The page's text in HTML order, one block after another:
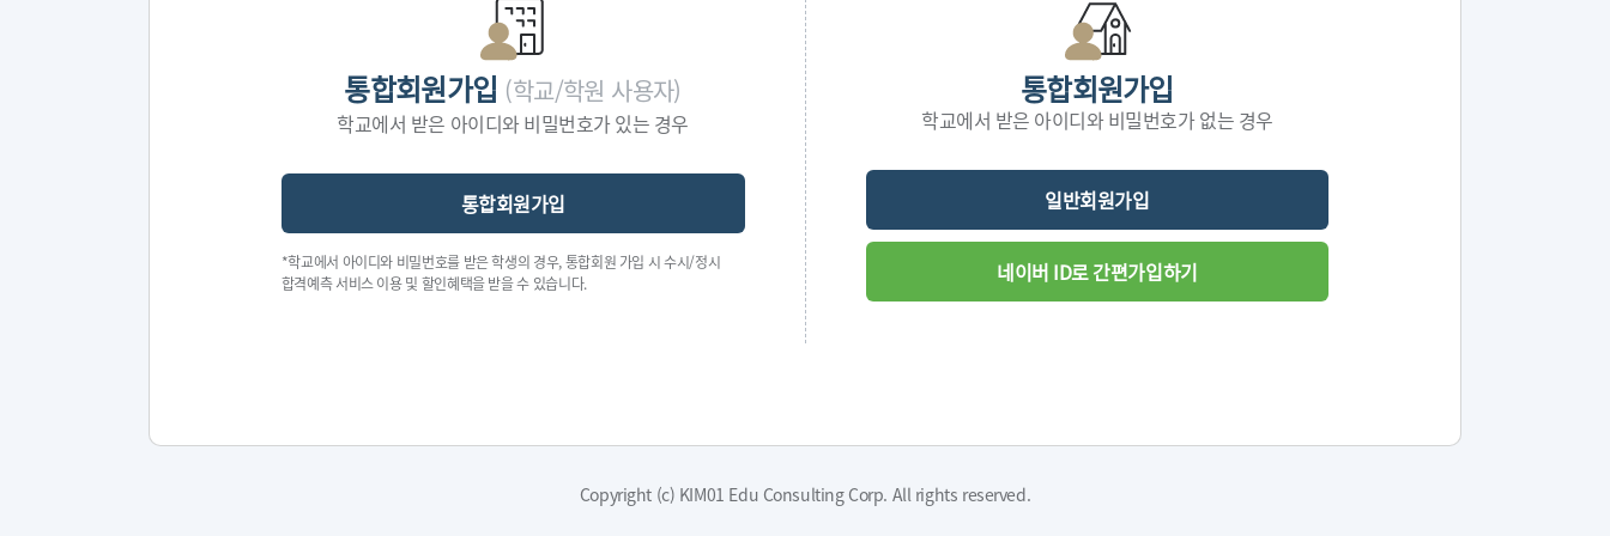
통합회원가입 (학교/학원 사용자)
학교에서 받은 아이디와 비밀번호가 있는 경우
통합회원가입
*학교에서 아이디와 비밀번호를 받은 학생의 경우, 통합회원 가입 시 수시/정시
합격예측 서비스 이용 및 할인혜택을 받을 수 있습니다.
통합회원가입
학교에서 받은 아이디와 비밀번호가 없는 경우
일반회원가입
네이버 ID로 간편가입하기
Copyright (c) KIM01 Edu Consulting Corp. All rights reserved.